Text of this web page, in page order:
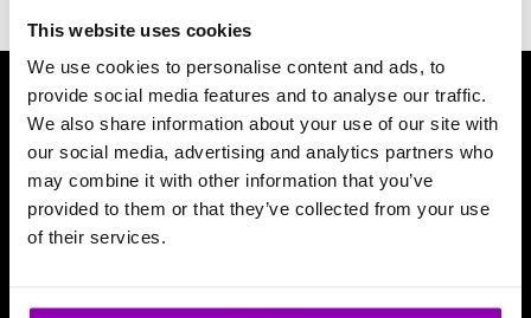
This website uses cookies
We use cookies to personalise content and ads, to
provide social media features and to analyse our traffic.
We also share information about your use of our site with
our social media, advertising and analytics partners who
may combine it with other information that you’ve
provided to them or that they’ve collected from your use
of their services.
Descărcați aplicația noastră